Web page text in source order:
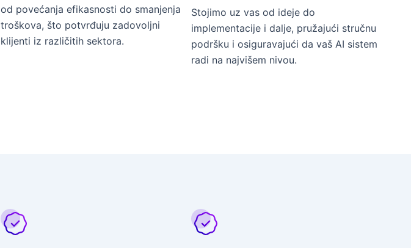
od povećanja efikasnosti do smanjenja
troškova, što potvrđuju zadovoljni
klijenti iz različitih sektora.
Stojimo uz vas od ideje do
implementacije i dalje, pružajući stručnu
podršku i osiguravajući da vaš AI sistem
radi na najvišem nivou.